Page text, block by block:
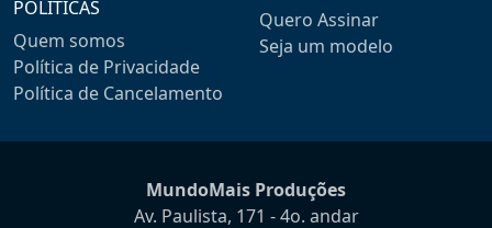
POLÍTICAS
Quem somos
Política de Privacidade
Política de Cancelamento
Quero Assinar
Seja um modelo
MundoMais Produções
Av. Paulista, 171 - 4o. andar